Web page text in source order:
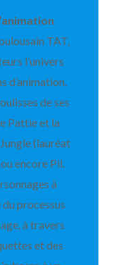
TAT,
l’univers
d’animation.
de ses
Pattie et la
(lauréat
encore Pil.
à
processus
à travers
et des